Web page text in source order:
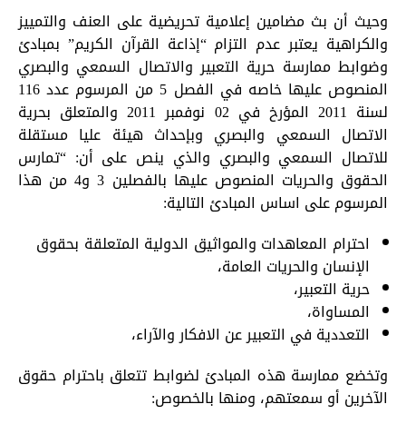
وحيث أن بث مضامين إعلامية تحريضية على العنف والتمييز
والكراهية يعتبر عدم التزام “إذاعة القرآن الكريم” بمبادئ
وضوابط ممارسة حرية التعبير والاتصال السمعي والبصري
المنصوص عليها خاصه في الفصل 5 من المرسوم عدد 116
لسنة 2011 المؤرخ في 02 نوفمبر 2011 والمتعلق بحرية
الاتصال السمعي والبصري وبإحداث هيئة عليا مستقلة
للاتصال السمعي والبصري والذي ينص على أن: “تمارس
الحقوق والحريات المنصوص عليها بالفصلين 3 و4 من هذا
المرسوم على اساس المبادئ التالية:
احترام المعاهدات والمواثيق الدولية المتعلقة بحقوق
الإنسان والحريات العامة،
حرية التعبير،
المساواة،
التعددية في التعبير عن الافكار والآراء،
وتخضع ممارسة هذه المبادئ لضوابط تتعلق باحترام حقوق
الآخرين أو سمعتهم، ومنها بالخصوص: